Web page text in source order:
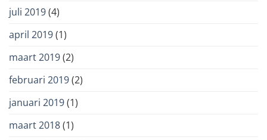
juli 2019(4)
april 2019(1)
maart 2019(2)
februari 2019(2)
januari 2019(1)
maart 2018(1)